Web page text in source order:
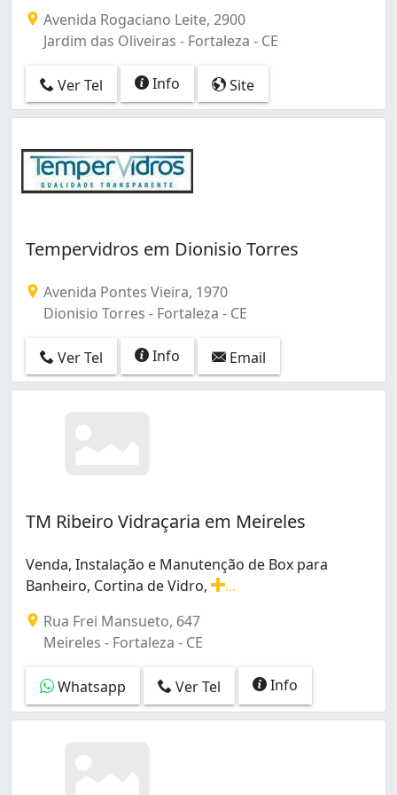
Avenida Rogaciano Leite, 2900
Jardim das Oliveiras - Fortaleza - CE
Ver Tel Info Site
Tempervidros em Dionisio Torres
Avenida Pontes Vieira, 1970
Dionisio Torres - Fortaleza - CE
Ver Tel Info Email
TM Ribeiro Vidraçaria em Meireles
Venda, Instalação e Manutenção de Box para
Banheiro, Cortina de Vidro,
Rua Frei Mansueto, 647
Meireles - Fortaleza - CE
Whatsapp Ver Tel Info